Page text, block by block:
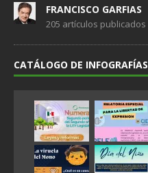
FRANCISCO GARFIAS
205 artículos publicados
CATÁLOGO DE INFOGRAFÍAS